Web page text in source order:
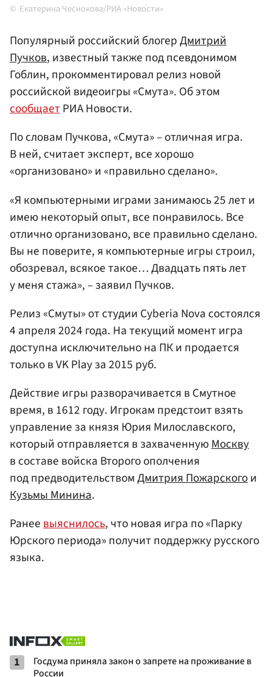
Екатерина Чеснокова/РИА «Новости»
Популярный российский блогерДмитрий
Пучков, известный также под псевдонимом
Гоблин, прокомментировал релиз новой
российской видеоигры «Смута». Об этом
сообщаетРИА Новости.
По словам Пучкова, «Смута» – отличная игра.
В ней, считает эксперт, все хорошо
«организовано» и «правильно сделано».
«Я компьютерными играми занимаюсь 25 лет и
имею некоторый опыт, все понравилось. Все
отлично организовано, все правильно сделано.
Вы не поверите, я компьютерные игры строил,
обозревал, всякое такое… Двадцать пять лет
у меня стажа», – заявил Пучков.
Релиз «Смуты» от студии Cyberia Nova состоялся
4 апреля 2024 года. На текущий момент игра
доступна исключительно на ПК и продается
только в VK Play за 2015 руб.
Действие игры разворачивается в Смутное
время, в 1612 году. Игрокам предстоит взять
управление за князя Юрия Милославского,
который отправляется в захваченнуюМоскву
в составе войска Второго ополчения
под предводительствомДмитрия Пожарскогои
Кузьмы Минина.
Ранеевыяснилось, что новая игра по «Парку
Юрского периода» получит поддержку русского
языка.
1
Госдума приняла закон о запрете на проживание в
России